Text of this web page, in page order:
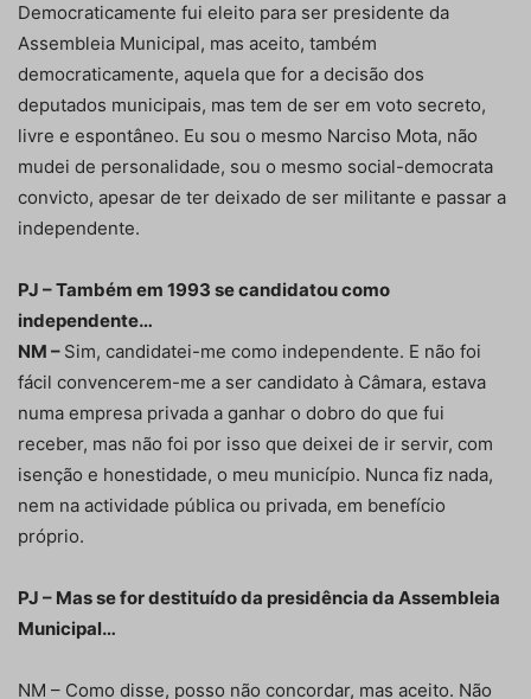
Democraticamente fui eleito para ser presidente da
Assembleia Municipal, mas aceito, também
democraticamente, aquela que for a decisão dos
deputados municipais, mas tem de ser em voto secreto,
livre e espontâneo. Eu sou o mesmo Narciso Mota, não
mudei de personalidade, sou o mesmo social-democrata
convicto, apesar de ter deixado de ser militante e passar a
independente.
PJ – Também em 1993 se candidatou como
independente…
NM – Sim, candidatei-me como independente. E não foi
fácil convencerem-me a ser candidato à Câmara, estava
numa empresa privada a ganhar o dobro do que fui
receber, mas não foi por isso que deixei de ir servir, com
isenção e honestidade, o meu município. Nunca fiz nada,
nem na actividade pública ou privada, em benefício
próprio.
PJ – Mas se for destituído da presidência da Assembleia
Municipal…
NM – Como disse, posso não concordar, mas aceito. Não